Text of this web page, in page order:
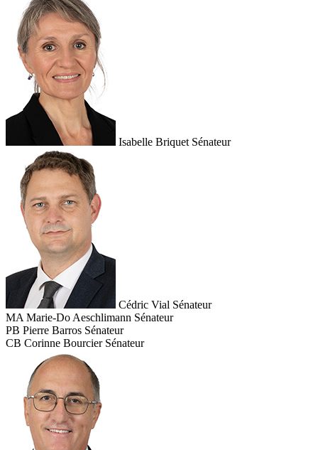
Isabelle Briquet Sénateur
Cédric Vial Sénateur
MA Marie-Do Aeschlimann Sénateur
PB Pierre Barros Sénateur
CB Corinne Bourcier Sénateur